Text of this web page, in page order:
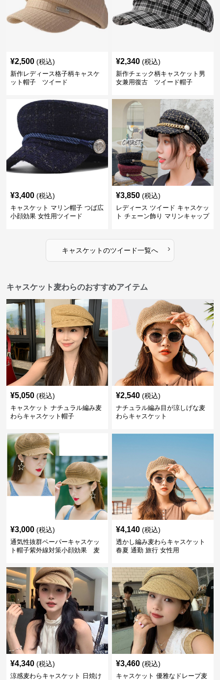
¥2,500 (税込)
新作レディース格子柄キャスケ
ット帽子 ツイード
¥2,340 (税込)
新作チェック柄キャスケット男
女兼用復古 ツイード帽子
¥3,400 (税込)
キャスケット マリン帽子 つば広
小顔効果 女性用ツイード
¥3,850 (税込)
レディース ツイード キャスケッ
ト チェーン飾り マリンキャップ
キャスケットのツイード一覧へ ›
キャスケット麦わらのおすすめアイテム
¥5,050 (税込)
キャスケット ナチュラル編み麦
わらキャスケット帽子
¥2,540 (税込)
ナチュラル編み目が涼しげな麦
わらキャスケット
¥3,000 (税込)
通気性抜群ペーパーキャスケッ
ト帽子紫外線対策小顔効果 麦
¥4,140 (税込)
透かし編み麦わらキャスケット
春夏 通勤 旅行 女性用
¥4,340 (税込)
涼感麦わらキャスケット 日焼け
¥3,460 (税込)
キャスケット 優雅なドレープ麦